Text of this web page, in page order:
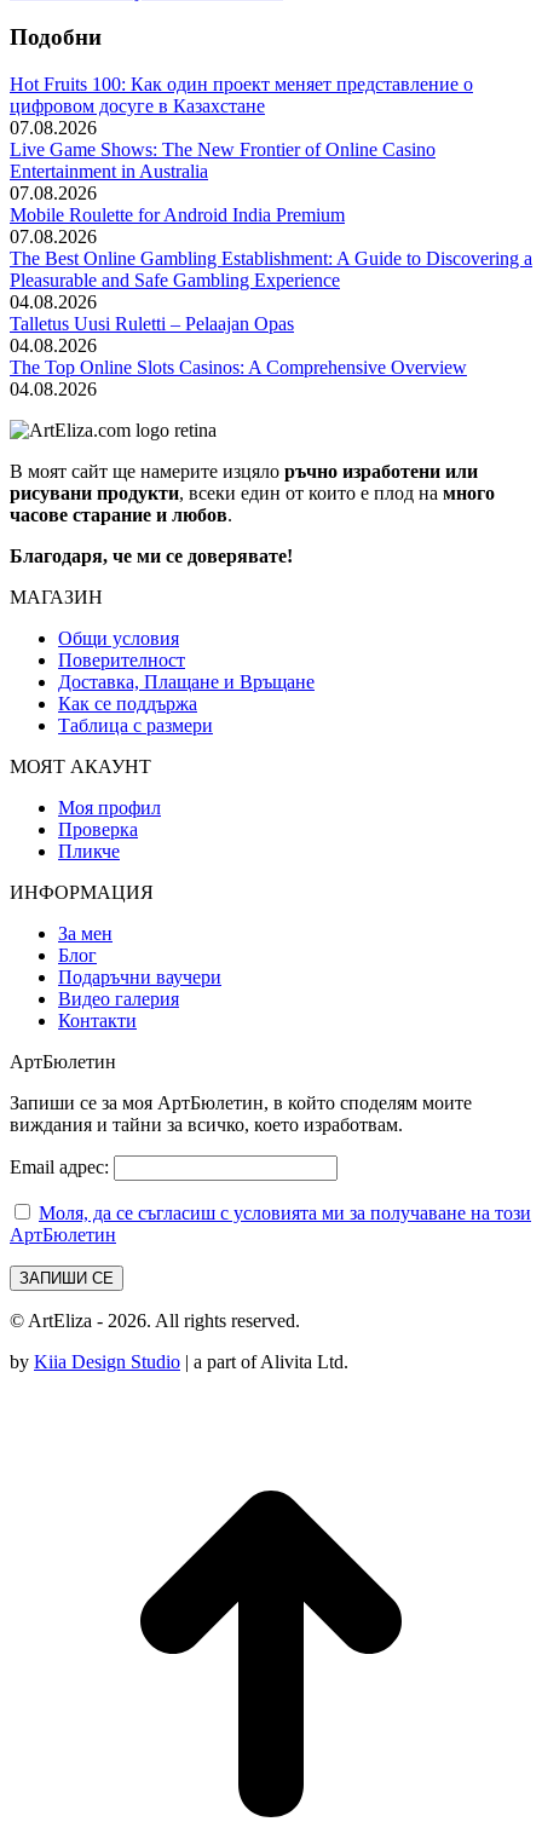
Подобни
Hot Fruits 100: Как один проект меняет представление о
цифровом досуге в Казахстане
07.08.2026
Live Game Shows: The New Frontier of Online Casino
Entertainment in Australia
07.08.2026
Mobile Roulette for Android India Premium
07.08.2026
The Best Online Gambling Establishment: A Guide to Discovering a
Pleasurable and Safe Gambling Experience
04.08.2026
Talletus Uusi Ruletti – Pelaajan Opas
04.08.2026
The Top Online Slots Casinos: A Comprehensive Overview
04.08.2026
В моят сайт ще намерите изцяло ръчно изработени или
рисувани продукти, всеки един от които е плод на много
часове старание и любов.
Благодаря, че ми се доверявате!
МАГАЗИН
Общи условия
Поверителност
Доставка, Плащане и Връщане
Как се поддържа
Таблица с размери
МОЯТ АКАУНТ
Моя профил
Проверка
Пликче
ИНФОРМАЦИЯ
За мен
Блог
Подаръчни ваучери
Видео галерия
Контакти
АртБюлетин
Запиши се за моя АртБюлетин, в който споделям моите
виждания и тайни за всичко, което изработвам.
Email адрес:
Моля, да се съгласиш с условията ми за получаване на този
АртБюлетин
© ArtEliza - 2026. All rights reserved.
by Kiia Design Studio | a part of Alivita Ltd.